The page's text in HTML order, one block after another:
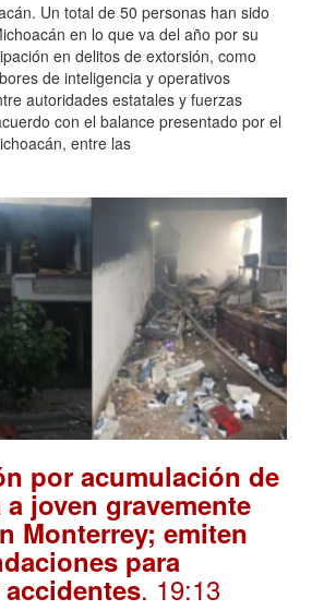
Un total de 50 personas han sido
en lo que va del año por su
en delitos de extorsión, como
de inteligencia y operativos
autoridades estatales y fuerzas
con el balance presentado por el
entre las
por acumulación de
joven gravemente
Monterrey; emiten
para
. 19:13